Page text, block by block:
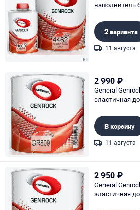
наполнитель
2 варианта
11 августа
2 990 ₽
General
эластичная
В корзину
11 августа
2 950 ₽
General
эластичная